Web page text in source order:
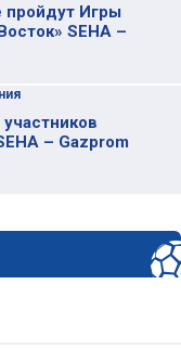
пройдут Игры
SEHA –
– Gazprom